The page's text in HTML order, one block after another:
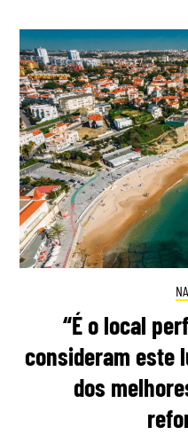
“É o local
consideram este
dos